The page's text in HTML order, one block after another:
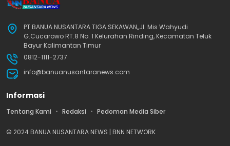
PT BANUA NUSANTARA TIGA SEKAWAN,,Jl. Mis Wahyudi
G.Cucarowo RT.8 No. 1 Kelurahan Rinding, Kecamatan Teluk
Bayur Kalimantan Timur
0812-1111-2737
info@banuanusantaranews.com
Informasi
Tentang Kami Redaksi Pedoman Media Siber
© 2024 BANUA NUSANTARA NEWS | BNN NETWORK